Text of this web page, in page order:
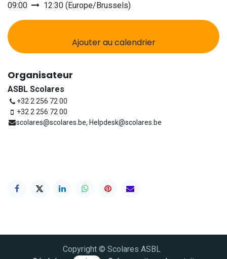
09:00 12:30 (Europe/Brussels)
Ajouter au calendrier
Organisateur
ASBL Scolares
+32 2 256 72 00
+32 2 256 72 00
scolares@scolares.be, Helpdesk@scolares.be
Copyright © Scolares ASBL